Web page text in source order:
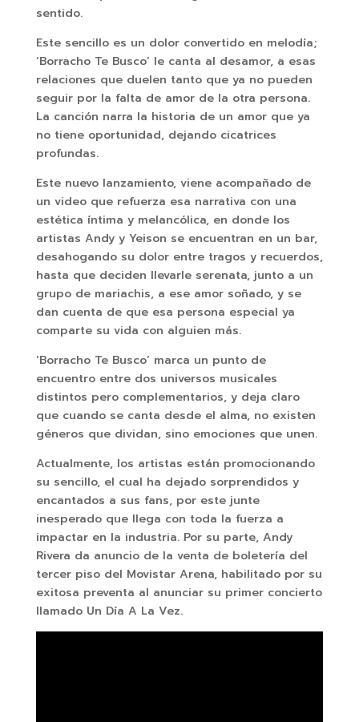
sentido.
Este sencillo es un dolor convertido en melodía;
‘Borracho Te Busco’ le canta al desamor, a esas
relaciones que duelen tanto que ya no pueden
seguir por la falta de amor de la otra persona.
La canción narra la historia de un amor que ya
no tiene oportunidad, dejando cicatrices
profundas.
Este nuevo lanzamiento, viene acompañado de
un video que refuerza esa narrativa con una
estética íntima y melancólica, en donde los
artistas Andy y Yeison se encuentran en un bar,
desahogando su dolor entre tragos y recuerdos,
hasta que deciden llevarle serenata, junto a un
grupo de mariachis, a ese amor soñado, y se
dan cuenta de que esa persona especial ya
comparte su vida con alguien más.
‘Borracho Te Busco’ marca un punto de
encuentro entre dos universos musicales
distintos pero complementarios, y deja claro
que cuando se canta desde el alma, no existen
géneros que dividan, sino emociones que unen.
Actualmente, los artistas están promocionando
su sencillo, el cual ha dejado sorprendidos y
encantados a sus fans, por este junte
inesperado que llega con toda la fuerza a
impactar en la industria. Por su parte, Andy
Rivera da anuncio de la venta de boletería del
tercer piso del Movistar Arena, habilitado por su
exitosa preventa al anunciar su primer concierto
llamado Un Día A La Vez.